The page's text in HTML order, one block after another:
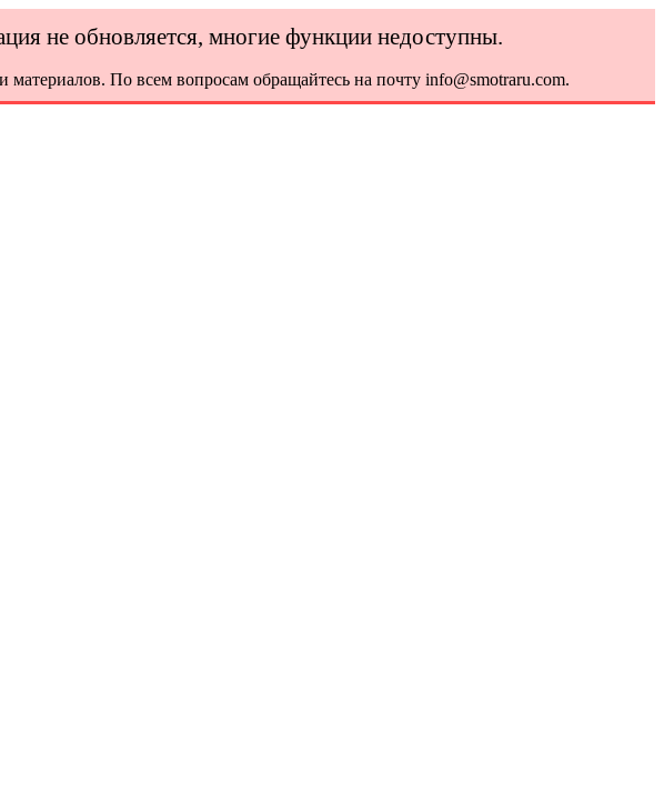
не обновляется, многие функции недоступны.
материалов. По всем вопросам обращайтесь на почту info@smotraru.com.